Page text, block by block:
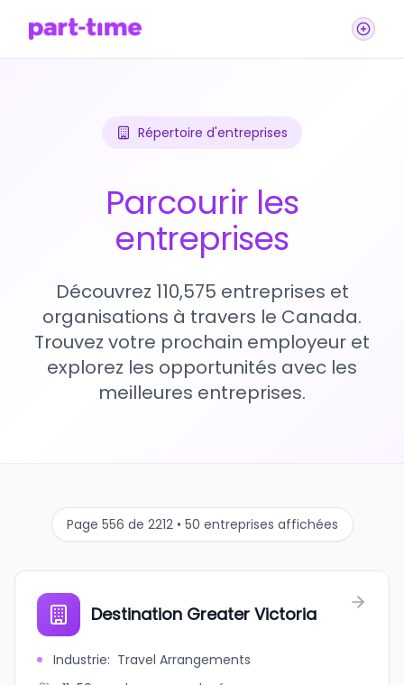
Répertoire d'entreprises
Parcourir les
entreprises
Découvrez 110,575 entreprises et
organisations à travers le Canada.
Trouvez votre prochain employeur et
explorez les opportunités avec les
meilleures entreprises.
Page 556 de 2212 • 50 entreprises affichées
Destination Greater Victoria
Industrie: Travel Arrangements